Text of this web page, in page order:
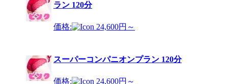
ラン 120分
価格: 24,600円～
スーパーコンパニオンプラン 120分
価格: 24,600円～